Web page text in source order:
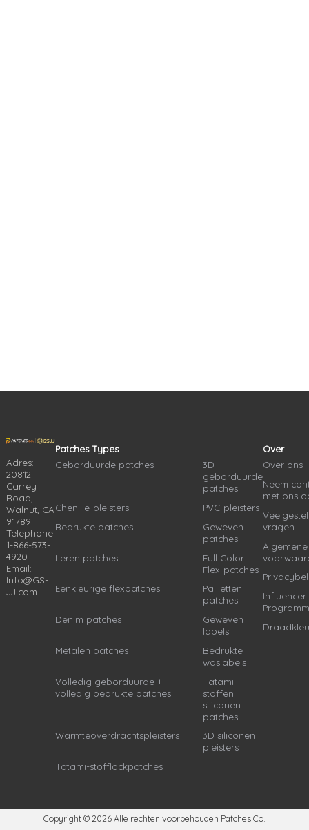
Adres:
20812
Carrey
Road,
Walnut, CA
91789
Telephone:
1-866-573-
4920
Email:
Info@GS-
JJ.com
Patches Types
Geborduurde patches
3D
geborduurde
patches
Chenille-pleisters
PVC-pleisters
Bedrukte patches
Geweven
patches
Leren patches
Full Color
Flex-patches
Eénkleurige flexpatches
Pailletten
patches
Denim patches
Geweven
labels
Metalen patches
Bedrukte
waslabels
Volledig geborduurde +
volledig bedrukte patches
Tatami
stoffen
siliconen
patches
Warmteoverdrachtspleisters
3D siliconen
pleisters
Tatami-stofflockpatches
Over
Over ons
Neem
met ons
vragen
Algemene
Influencer
Copyright © 2026 Alle rechten voorbehouden Patches Co.